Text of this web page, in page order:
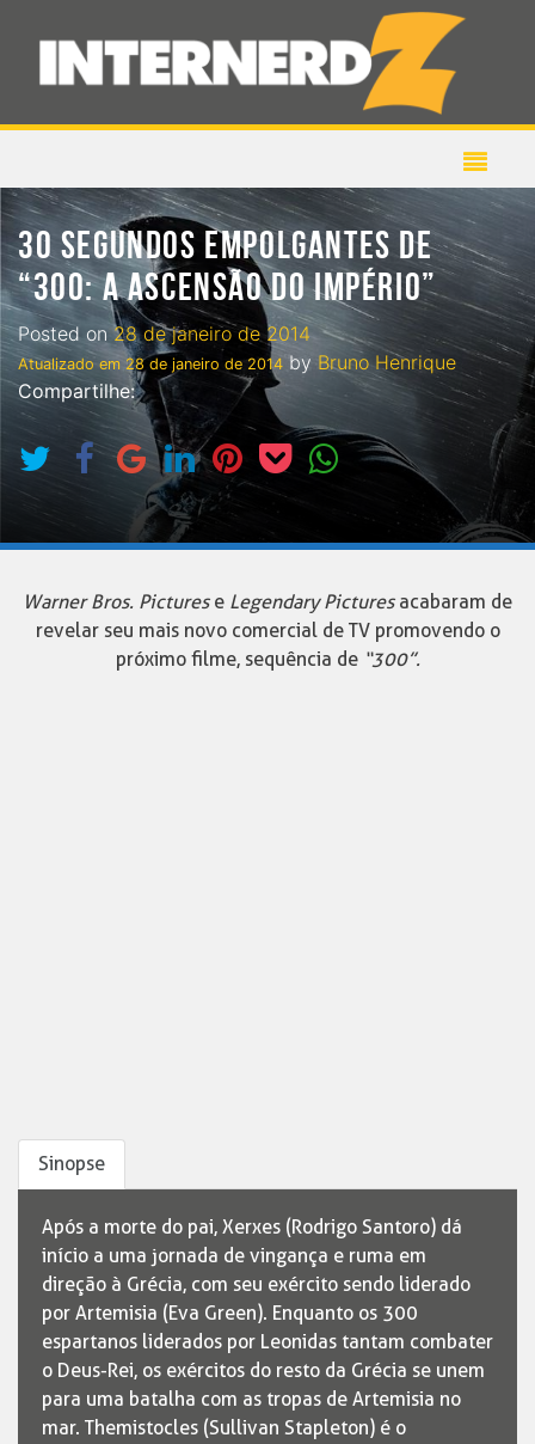
30 SEGUNDOS EMPOLGANTES DE
“300: A ASCENSÃO DO IMPÉRIO”
Posted on28 de janeiro de 2014
Atualizado em 28 de janeiro de 2014by Bruno Henrique
Compartilhe:
Warner Bros. Picturese Legendary Picturesacabaram de
revelar seu mais novo comercial de TV promovendo o
próximo filme, sequência de“300”.
Sinopse
Após a morte do pai, Xerxes (Rodrigo Santoro) dá
início a uma jornada de vingança e ruma em
direção à Grécia, com seu exército sendo liderado
por Artemisia (Eva Green). Enquanto os 300
espartanos liderados por Leonidas tantam combater
o Deus-Rei, os exércitos do resto da Grécia se unem
para uma batalha com as tropas de Artemisia no
mar. Themistocles (Sullivan Stapleton) é o